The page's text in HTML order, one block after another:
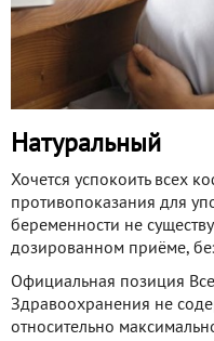
Натуральный
Хочется успокоить всех
противопоказания для
беременности не
дозированном приёме,
Официальная позиция
Здравоохранения не
относительно